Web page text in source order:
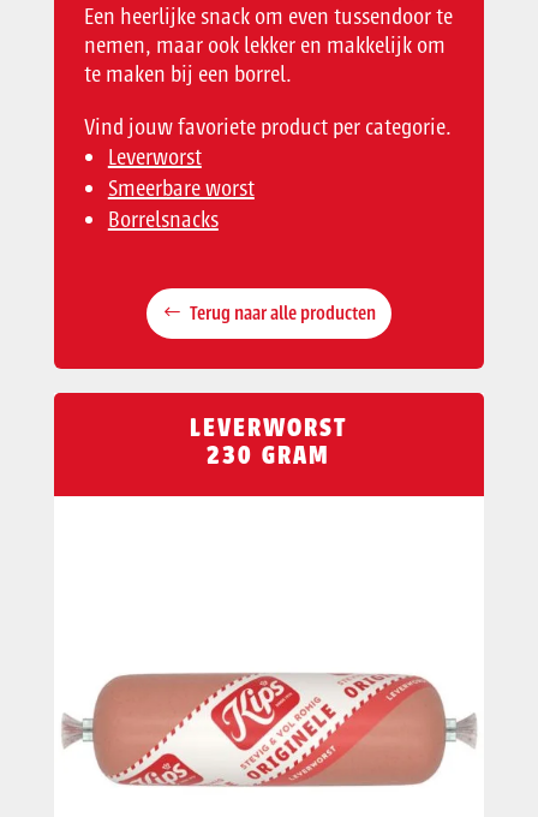
Een heerlijke snack om even tussendoor te
nemen, maar ook lekker en makkelijk om
te maken bij een borrel.
Vind jouw favoriete product per categorie.
Leverworst
Smeerbare worst
Borrelsnacks
Terug naar alle producten
LEVERWORST
230 GRAM